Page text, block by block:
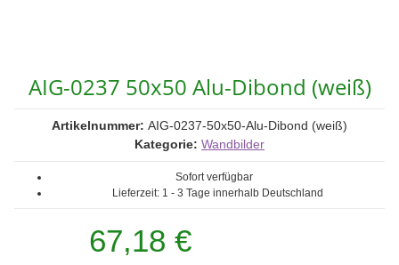
AIG-0237 50x50 Alu-Dibond (weiß)
Artikelnummer: AIG-0237-50x50-Alu-Dibond (weiß)
Kategorie: Wandbilder
Sofort verfügbar
Lieferzeit: 1 - 3 Tage innerhalb Deutschland
67,18 €